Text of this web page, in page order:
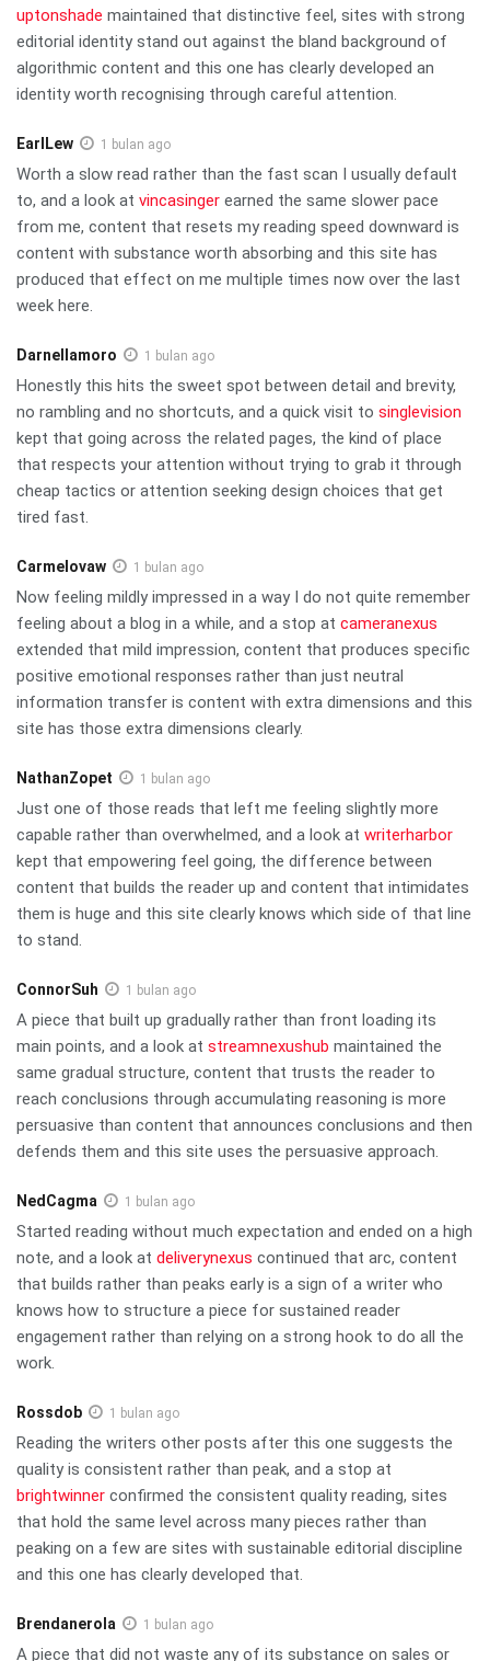
uptonshade maintained that distinctive feel, sites with strong
editorial identity stand out against the bland background of
algorithmic content and this one has clearly developed an
identity worth recognising through careful attention.
EarlLew 1 bulan ago
Worth a slow read rather than the fast scan I usually default
to, and a look at vincasinger earned the same slower pace
from me, content that resets my reading speed downward is
content with substance worth absorbing and this site has
produced that effect on me multiple times now over the last
week here.
Darnellamoro 1 bulan ago
Honestly this hits the sweet spot between detail and brevity,
no rambling and no shortcuts, and a quick visit to singlevision
kept that going across the related pages, the kind of place
that respects your attention without trying to grab it through
cheap tactics or attention seeking design choices that get
tired fast.
Carmelovaw 1 bulan ago
Now feeling mildly impressed in a way I do not quite remember
feeling about a blog in a while, and a stop at cameranexus
extended that mild impression, content that produces specific
positive emotional responses rather than just neutral
information transfer is content with extra dimensions and this
site has those extra dimensions clearly.
NathanZopet 1 bulan ago
Just one of those reads that left me feeling slightly more
capable rather than overwhelmed, and a look at writerharbor
kept that empowering feel going, the difference between
content that builds the reader up and content that intimidates
them is huge and this site clearly knows which side of that line
to stand.
ConnorSuh 1 bulan ago
A piece that built up gradually rather than front loading its
main points, and a look at streamnexushub maintained the
same gradual structure, content that trusts the reader to
reach conclusions through accumulating reasoning is more
persuasive than content that announces conclusions and then
defends them and this site uses the persuasive approach.
NedCagma 1 bulan ago
Started reading without much expectation and ended on a high
note, and a look at deliverynexus continued that arc, content
that builds rather than peaks early is a sign of a writer who
knows how to structure a piece for sustained reader
engagement rather than relying on a strong hook to do all the
work.
Rossdob 1 bulan ago
Reading the writers other posts after this one suggests the
quality is consistent rather than peak, and a stop at
brightwinner confirmed the consistent quality reading, sites
that hold the same level across many pieces rather than
peaking on a few are sites with sustainable editorial discipline
and this one has clearly developed that.
Brendanerola 1 bulan ago
A piece that did not waste any of its substance on sales or